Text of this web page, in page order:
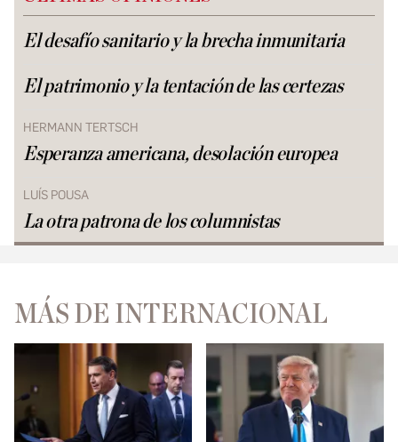
El desafío sanitario y la brecha inmunitaria
El patrimonio y la tentación de las certezas
HERMANN TERTSCH
Esperanza americana, desolación europea
LUÍS POUSA
La otra patrona de los columnistas
MÁS DE INTERNACIONAL